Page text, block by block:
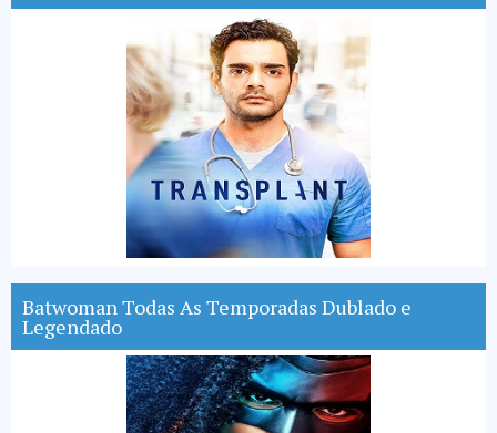
Batwoman Todas As Temporadas Dublado e
Legendado